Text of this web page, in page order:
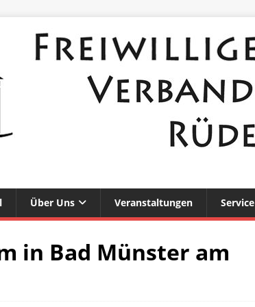
Über Uns Veranstaltungen Service
in Bad Münster am